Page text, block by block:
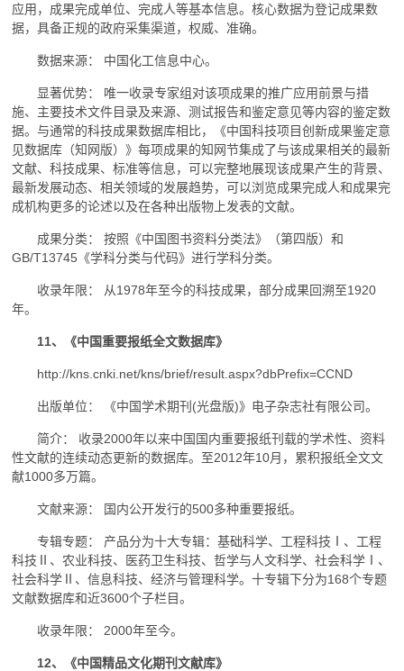
应用，成果完成单位、完成人等基本信息。核心数据为登记成果数
据，具备正规的政府采集渠道，权威、准确。
数据来源： 中国化工信息中心。
显著优势： 唯一收录专家组对该项成果的推广应用前景与措
施、主要技术文件目录及来源、测试报告和鉴定意见等内容的鉴定数
据。与通常的科技成果数据库相比，《中国科技项目创新成果鉴定意
见数据库（知网版）》每项成果的知网节集成了与该成果相关的最新
文献、科技成果、标准等信息，可以完整地展现该成果产生的背景、
最新发展动态、相关领域的发展趋势，可以浏览成果完成人和成果完
成机构更多的论述以及在各种出版物上发表的文献。
成果分类： 按照《中国图书资料分类法》（第四版）和
GB/T13745《学科分类与代码》进行学科分类。
收录年限： 从1978年至今的科技成果，部分成果回溯至1920
年。
11、《中国重要报纸全文数据库》
http://kns.cnki.net/kns/brief/result.aspx?dbPrefix=CCND
出版单位： 《中国学术期刊(光盘版)》电子杂志社有限公司。
简介： 收录2000年以来中国国内重要报纸刊载的学术性、资料
性文献的连续动态更新的数据库。至2012年10月，累积报纸全文文
献1000多万篇。
文献来源： 国内公开发行的500多种重要报纸。
专辑专题： 产品分为十大专辑：基础科学、工程科技Ⅰ、工程
科技Ⅱ、农业科技、医药卫生科技、哲学与人文科学、社会科学Ⅰ、
社会科学Ⅱ、信息科技、经济与管理科学。十专辑下分为168个专题
文献数据库和近3600个子栏目。
收录年限： 2000年至今。
12、《中国精品文化期刊文献库》